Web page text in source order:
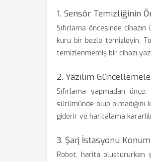
1. Sensör Temizliğinin
Sıfırlama öncesinde
kuru bir bezle temizleyin.
temizlenmemiş bir cihazı
2. Yazılım
Sıfırlama yapmadan
sürümünde olup
giderir ve haritalama
3. Şarj İstasyonu
Robot, harita oluştururken